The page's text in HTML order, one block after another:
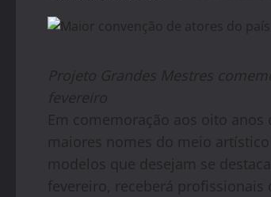
Projeto Grandes Mestres
fevereiro
Em comemoração aos oito
maiores nomes do meio
modelos que desejam se
fevereiro, receberá profissionais